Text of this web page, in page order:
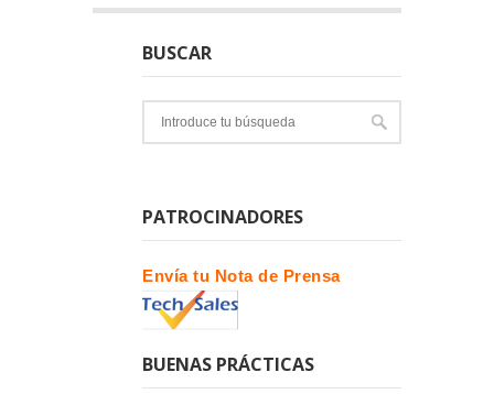
BUSCAR
PATROCINADORES
Envía tu Nota de Prensa
BUENAS PRÁCTICAS